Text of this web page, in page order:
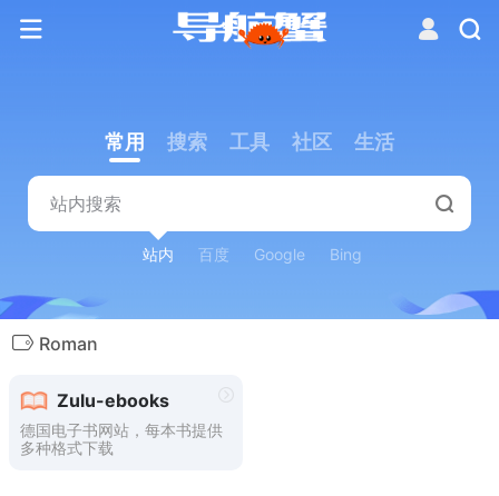
常用 搜索 工具 社区 生活
站内 百度 Google Bing
Roman
Zulu-ebooks
德国电子书网站，每本书提供
多种格式下载